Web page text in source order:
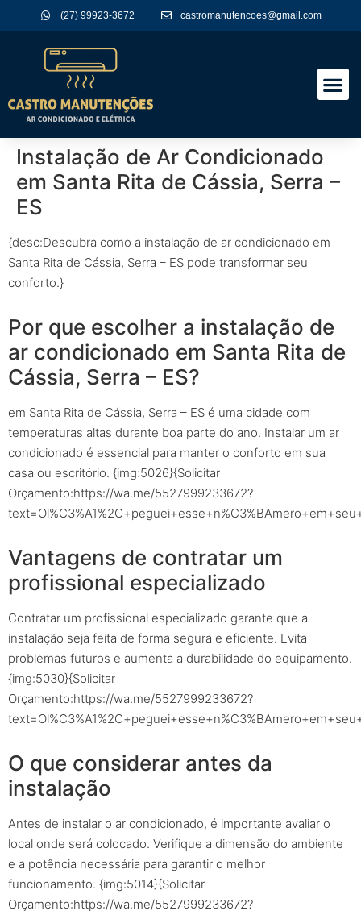
(27) 99923-3672 castromanutencoes@gmail.com
Instalação de Ar Condicionado
em Santa Rita de Cássia, Serra –
ES
{desc:Descubra como a instalação de ar condicionado em
Santa Rita de Cássia, Serra – ES pode transformar seu
conforto.}
Por que escolher a instalação de
ar condicionado em Santa Rita de
Cássia, Serra – ES?
em Santa Rita de Cássia, Serra – ES é uma cidade com
temperaturas altas durante boa parte do ano. Instalar um ar
condicionado é essencial para manter o conforto em sua
casa ou escritório. {img:5026}{Solicitar
Orçamento:https://wa.me/5527999233672?
Vantagens de contratar um
profissional especializado
Contratar um profissional especializado garante que a
instalação seja feita de forma segura e eficiente. Evita
problemas futuros e aumenta a durabilidade do equipamento.
{img:5030}{Solicitar
Orçamento:https://wa.me/5527999233672?
O que considerar antes da
instalação
Antes de instalar o ar condicionado, é importante avaliar o
local onde será colocado. Verifique a dimensão do ambiente
e a potência necessária para garantir o melhor
funcionamento. {img:5014}{Solicitar
Orçamento:https://wa.me/5527999233672?